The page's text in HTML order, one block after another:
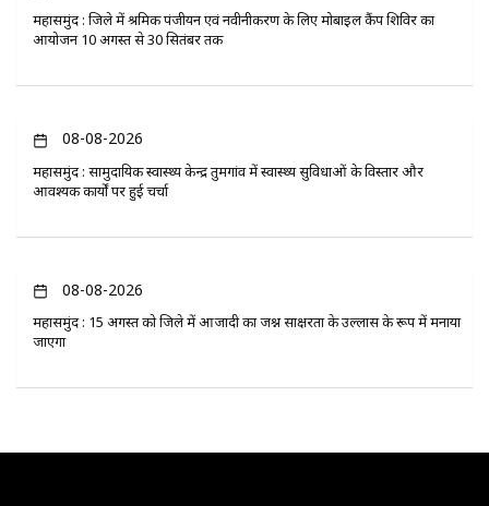
महासमुंद : जिले में श्रमिक पंजीयन एवं नवीनीकरण के लिए मोबाइल कैंप शिविर का
आयोजन 10 अगस्त से 30 सितंबर तक
08-08-2026
महासमुंद : सामुदायिक स्वास्थ्य केन्द्र तुमगांव में स्वास्थ्य सुविधाओं के विस्तार और
आवश्यक कार्यों पर हुई चर्चा
08-08-2026
महासमुंद : 15 अगस्त को जिले में आजादी का जश्न साक्षरता के उल्लास के रूप में मनाया
जाएगा